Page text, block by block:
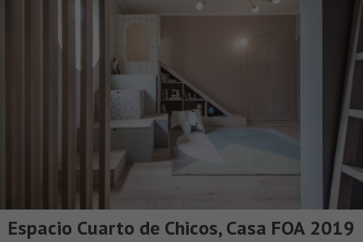
Espacio Cuarto de Chicos, Casa FOA 2019